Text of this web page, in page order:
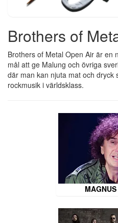
Brothers of
Brothers of Metal Open Air är en
mål att ge Malung och övriga
där man kan njuta mat och dryck
rockmusik i världsklass.